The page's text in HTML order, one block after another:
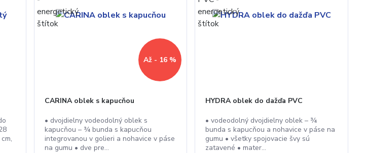
Až - 16 %
CARINA oblek s kapucňou
• dvojdielny vodeodolný oblek s
kapucňou – ¾ bunda s kapucňou
integrovanou v golieri a nohavice v páse
na gumu • dve pre...
HYDRA oblek do dažďa PVC
• vodeodolný dvojdielny oblek – ¾
bunda s kapucňou a nohavice v páse na
gumu • všetky spojovacie švy sú
zatavené • mater...